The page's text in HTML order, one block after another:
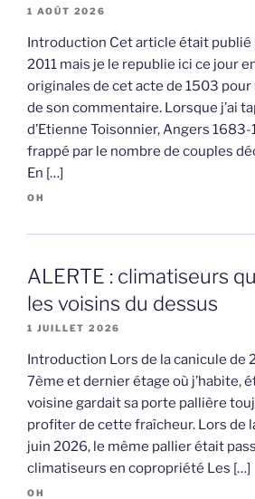
1 AOÛT 2026
Introduction Cet article était publié
2011 mais je le republie ici ce jour
originales de cet acte de 1503
de son commentaire. Lorsque j’ai
d’Etienne Toisonnier, Angers 1683-
frappé par le nombre de couples
En […]
OH
ALERTE : climatiseurs
les voisins du dessus
1 JUILLET 2026
Introduction Lors de la canicule de
7ème et dernier étage où j’habite,
voisine gardait sa porte pallière
profiter de cette fraîcheur. Lors de
juin 2026, le même pallier était
climatiseurs en copropriété Les […]
OH